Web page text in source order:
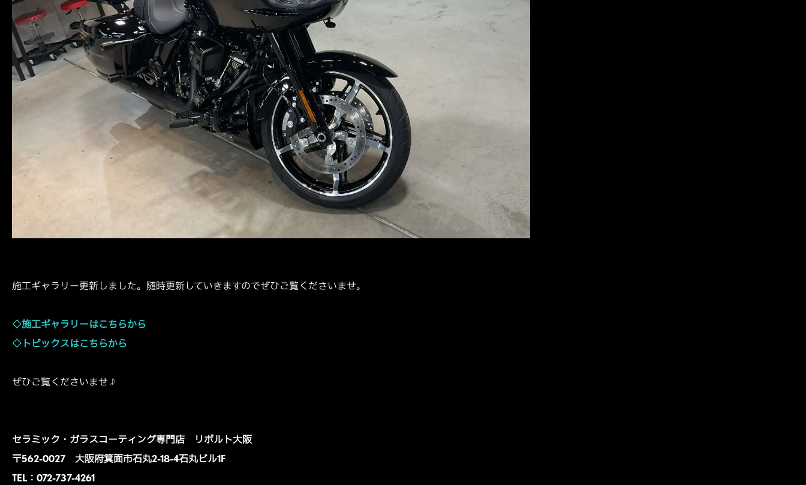
施工ギャラリー更新しました。随時更新していきますのでぜひご覧くださいませ。
◇施工ギャラリーはこちらから
◇トピックスはこちらから
ぜひご覧くださいませ♪
セラミック・ガラスコーティング専門店 リボルト大阪
〒562-0027 大阪府箕面市石丸2-18-4石丸ビル1F
TEL：072-737-4261